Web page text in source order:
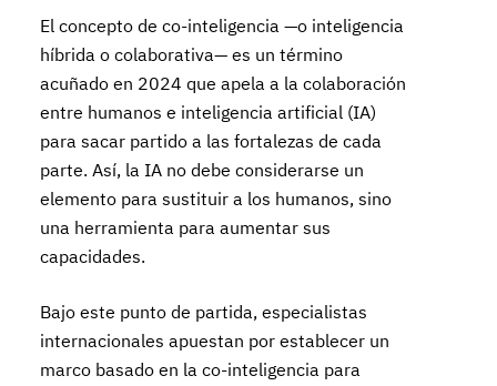
El concepto de co-inteligencia —o inteligencia
híbrida o colaborativa— es un término
acuñado en 2024 que apela a la colaboración
entre humanos e inteligencia artificial (IA)
para sacar partido a las fortalezas de cada
parte. Así, la IA no debe considerarse un
elemento para sustituir a los humanos, sino
una herramienta para aumentar sus
capacidades.
Bajo este punto de partida, especialistas
internacionales apuestan por establecer un
marco basado en la co-inteligencia para